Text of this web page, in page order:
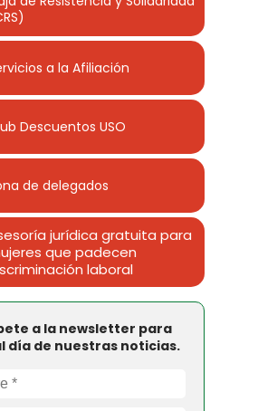
a la Afiliación
Descuentos USO
de delegados
jurídica gratuita para
que padecen
laboral
a la newsletter para
día de nuestras noticias.